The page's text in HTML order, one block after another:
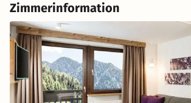
Zimmerinformation